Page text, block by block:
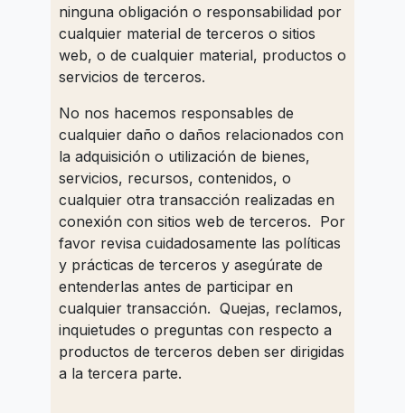
ninguna obligación o responsabilidad por
cualquier material de terceros o sitios
web, o de cualquier material, productos o
servicios de terceros.
No nos hacemos responsables de
cualquier daño o daños relacionados con
la adquisición o utilización de bienes,
servicios, recursos, contenidos, o
cualquier otra transacción realizadas en
conexión con sitios web de terceros. Por
favor revisa cuidadosamente las políticas
y prácticas de terceros y asegúrate de
entenderlas antes de participar en
cualquier transacción. Quejas, reclamos,
inquietudes o preguntas con respecto a
productos de terceros deben ser dirigidas
a la tercera parte.